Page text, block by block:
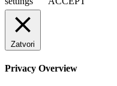
Zatvori
Privacy Overview